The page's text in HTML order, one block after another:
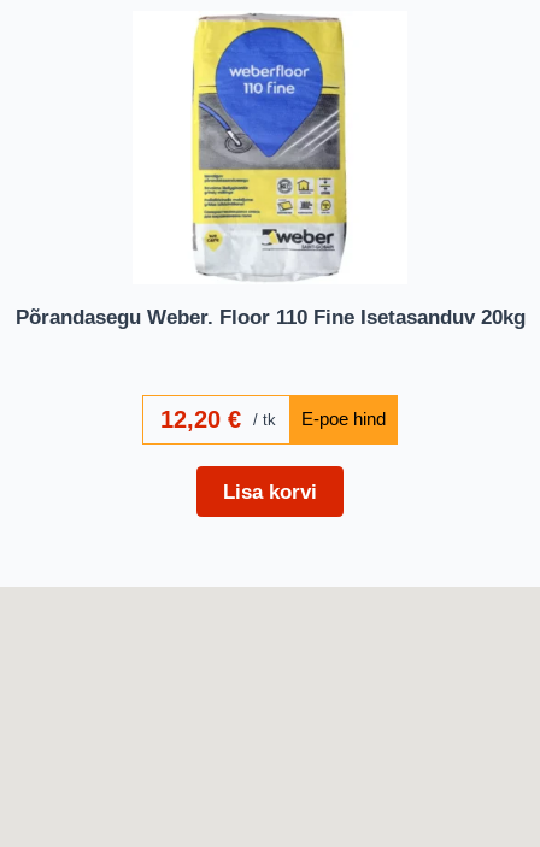
Põrandasegu Weber. Floor 110 Fine Isetasanduv 20kg
12,20 € tk
Lisa korvi